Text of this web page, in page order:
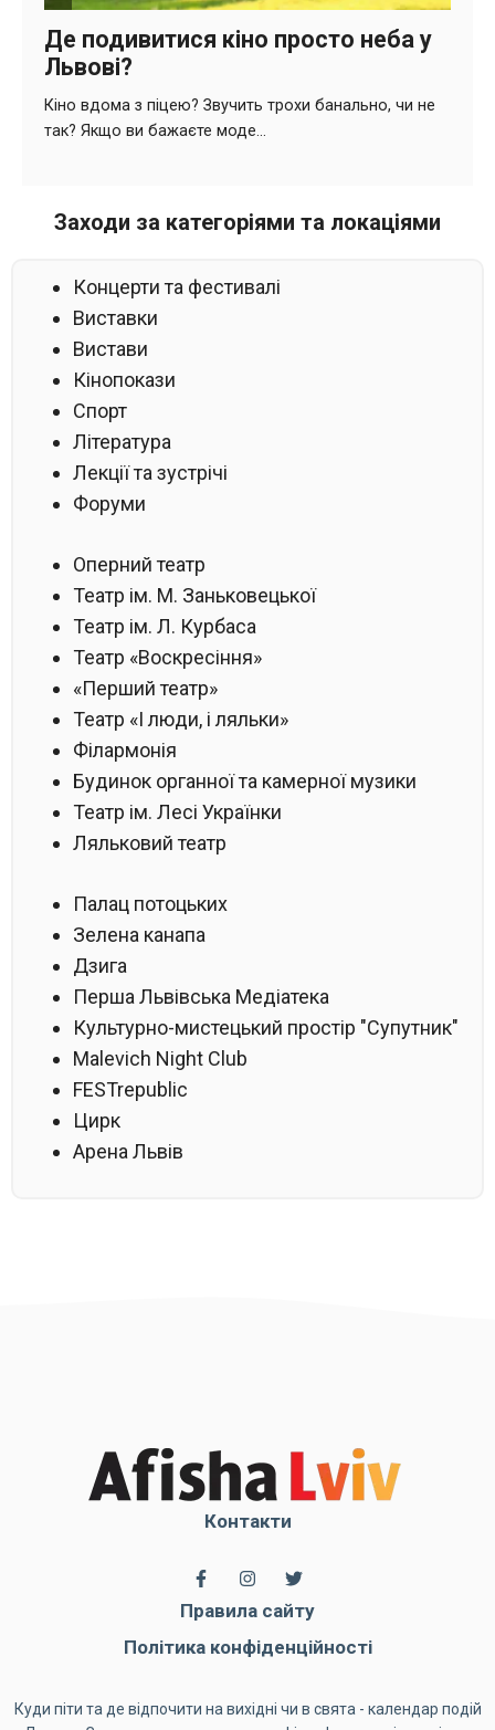
Заходи за категоріями та локаціями
Концерти та фестивалі
Виставки
Вистави
Кінопокази
Спорт
Література
Лекції та зустрічі
Форуми
Оперний театр
Театр ім. М. Заньковецької
Театр ім. Л. Курбаса
Театр «Воскресіння»
«Перший театр»
Театр «І люди, і ляльки»
Філармонія
Будинок органної та камерної музики
Театр ім. Лесі Українки
Ляльковий театр
Палац потоцьких
Зелена канапа
Дзига
Перша Львівська Медіатека
Культурно-мистецький простір "Супутник"
Malevich Night Club
FESTrepublic
Цирк
Арена Львів
Контакти
Правила сайту
Політика конфіденційності
Куди піти та де відпочити на вихідні чи в свята - календар подій